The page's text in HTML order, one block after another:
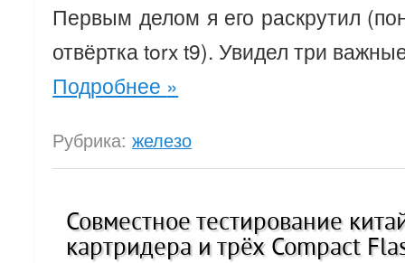
Первым делом я его раскрутил
отвёртка torx t9). Увидел три
Подробнее »
Рубрика: железо
Совместное тестирование
картридера и трёх Compact